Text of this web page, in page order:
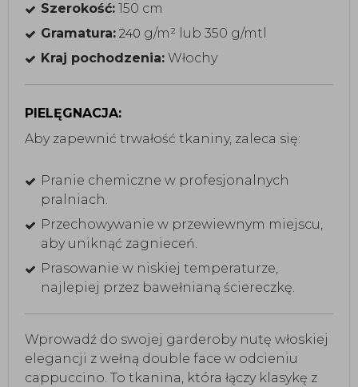
Szerokość: 150 cm
Gramatura: 240 g/m² lub 350 g/mtl
Kraj pochodzenia: Włochy
PIELĘGNACJA:
Aby zapewnić trwałość tkaniny, zaleca się:
Pranie chemiczne w profesjonalnych
pralniach.
Przechowywanie w przewiewnym miejscu,
aby uniknąć zagnieceń.
Prasowanie w niskiej temperaturze,
najlepiej przez bawełnianą ściereczkę.
Wprowadź do swojej garderoby nutę włoskiej
elegancji z wełną double face w odcieniu
cappuccino. To tkanina, która łączy klasykę z